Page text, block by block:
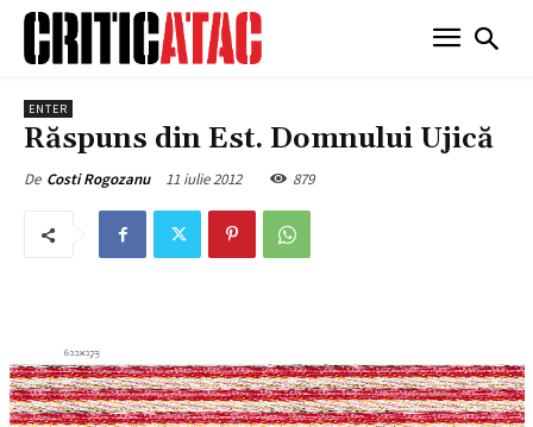
ENTER
Răspuns din Est. Domnului Ujică
De Costi Rogozanu 11 iulie 2012 879